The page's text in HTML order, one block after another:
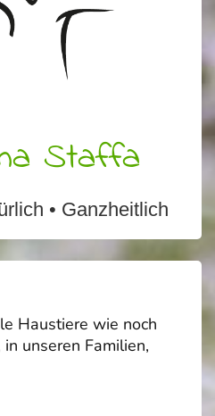
Staffa
• Ganzheitlich
Haustiere wie noch
unseren Familien,